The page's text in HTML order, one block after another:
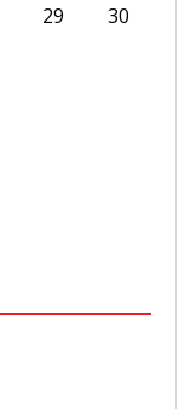
29
30